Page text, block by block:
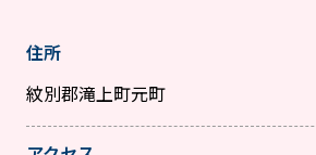
住所
紋別郡滝上町元町